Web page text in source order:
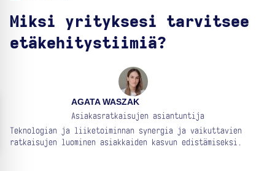
Miksi yrityksesi tarvitsee
etäkehitystiimiä?
AGATA WASZAK
Asiakasratkaisujen asiantuntija
Teknologian ja liiketoiminnan synergia ja vaikuttavien
ratkaisujen luominen asiakkaiden kasvun edistämiseksi.